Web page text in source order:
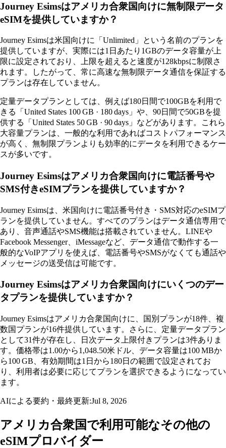
Journey Esimsはアメリカ合衆国向けに無制限データ
eSIMを提供していますか？
Journey Esimsは米国向けに「Unlimited」という名前のプランを
提供していますが、実際には1日あたり1GBのデータ容量が上
限に設定されており、上限を超えると速度が128kbpsに制限さ
れます。したがって、常に高速な無制限データ通信を保証する
プランは存在していません。
定量データプランとしては、例えば180日間で100GBを利用で
きる「United States 100 GB · 180 days」や、90日間で50GBを提
供する「United States 50 GB · 90 days」などがあります。これら
大容量プランは、一般的な利用であればコストパフォーマンス
が高く、無制限プランよりも効率的にデータを利用できるケー
スが多いです。
Journey Esimsはアメリカ合衆国向けに電話番号や
SMS付きeSIMプランを提供していますか？
Journey Esimsは、米国向けに電話番号付き・SMS対応のeSIMプ
ランを提供していません。すべてのプランはデータ通信専用で
あり、音声通話やSMS機能は搭載されていません。LINEや
Facebook Messenger、iMessageなど、データ通信で動作する一
般的なVoIPアプリを使えば、電話番号やSMSがなくても通話や
メッセージの送受信は可能です。
Journey Esimsはアメリカ合衆国向けにいくつのデー
タプランを提供していますか？
Journey Esimsはアメリカ合衆国向けに、国別プランが18件、複
数国プランが16件提供しています。さらに、定量データプラン
として31件が存在し、日次データ上限付きプランは3件ありま
す。価格帯は1.00から1,048.50米ドル、データ容量は100 MBか
ら100 GB、有効期間は1日から180日の範囲で設定されてお
り、利用者は必要に応じてプランを選択できるようになってい
ます。
AIによる要約・最終更新:Jul 8, 2026
アメリカ合衆国で利用可能なその他の
eSIMプロバイダー